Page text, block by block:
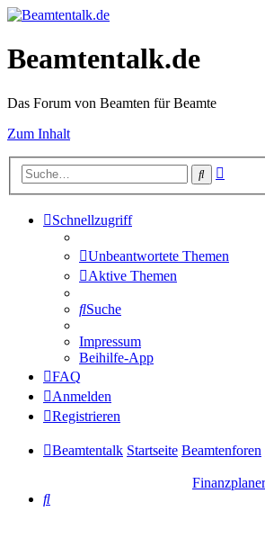
Beamtentalk.de
Das Forum von Beamten für Beamte
Zum Inhalt
Suche
Schnellzugriff
Unbeantwortete Themen
Aktive Themen
Suche
Impressum
Beihilfe-App
FAQ
Anmelden
Registrieren
Beamtentalk Startseite Beamtenforen
Suche